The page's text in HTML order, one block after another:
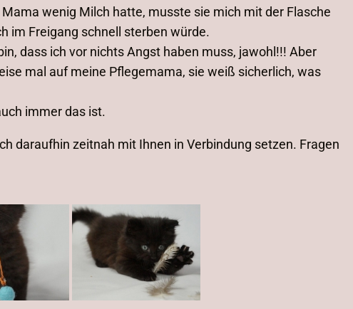
wenig Milch hatte, musste sie mich mit der Flasche
im Freigang schnell sterben würde.
dass ich vor nichts Angst haben muss, jawohl!!! Aber
mal auf meine Pflegemama, sie weiß sicherlich, was
immer das ist.
daraufhin zeitnah mit Ihnen in Verbindung setzen. Fragen